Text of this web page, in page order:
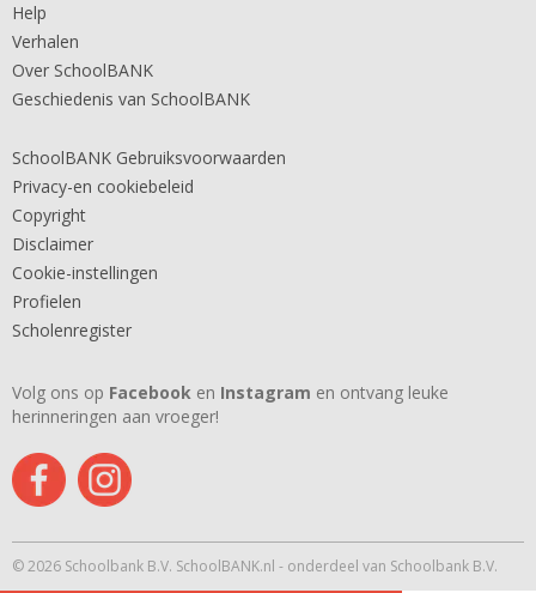
Help
Verhalen
Over SchoolBANK
Geschiedenis van SchoolBANK
SchoolBANK Gebruiksvoorwaarden
Privacy-en cookiebeleid
Copyright
Disclaimer
Cookie-instellingen
Profielen
Scholenregister
Volg ons op Facebook en Instagram en ontvang leuke
herinneringen aan vroeger!
© 2026 Schoolbank B.V. SchoolBANK.nl - onderdeel van Schoolbank B.V.